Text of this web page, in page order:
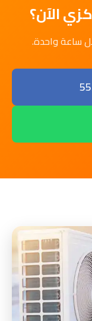
الآن؟
ساعة واحدة.